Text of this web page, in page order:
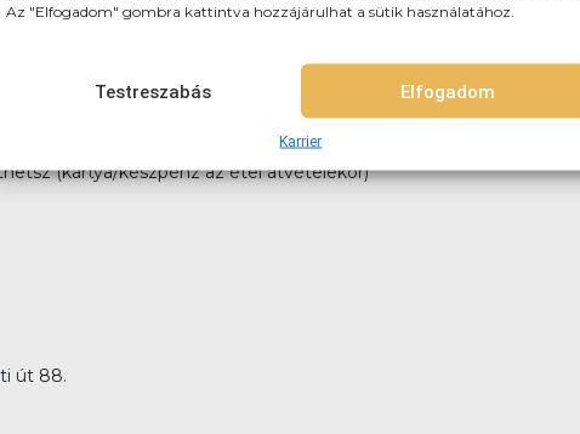
Az "Elfogadom" gombra kattintva hozzájárulhat a sütik használatához.
Elfogadom
Testreszabás
Karrier
házhozszálítunk! 3km-es körzetben: 790Ft (teljes újpest) 3-4km-
elvitelre, vagy akár házhozszállítással is!
(kártya/készpénz az étel átvételekor)
út 88.